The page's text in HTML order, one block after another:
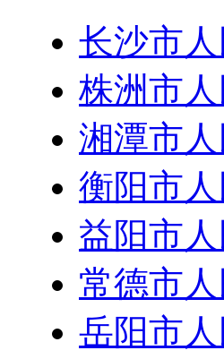
长沙市
株洲市
湘潭市
衡阳市
益阳市
常德市
岳阳市